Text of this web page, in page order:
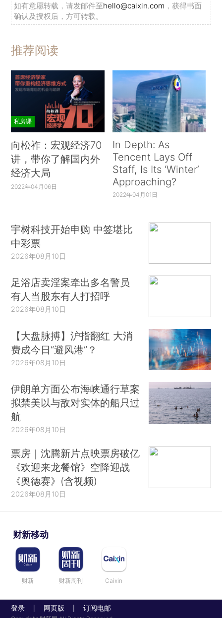
如有意愿转载，请发邮件至hello@caixin.com ，获得书面
确认及授权后，方可转载。
推荐阅读
私房课
向松祚：宏观经济70
讲，带你了解国内外
经济大局
2022年04月06日
In Depth: As
Tencent Lays Off
Staff, Is Its ‘Winter’
Approaching?
2022年04月01日
宇树科技开始申购 中签堪比
中彩票
2026年08月10日
足浴店卖淫案牵出多名警员
有人当股东有人打招呼
2026年08月10日
【大盘脉搏】沪指翻红 大消
费成今日“避风港”？
2026年08月10日
伊朗单方面公布海峡通行草案
拟禁美以与敌对实体的船只过
航
2026年08月10日
票房｜沈腾新片点映票房破亿
《欢迎来龙餐馆》空降迎战
《奥德赛》(含视频)
2026年08月10日
财新移动
财新 财新周刊 Caixin
登录 网页版 订阅电邮